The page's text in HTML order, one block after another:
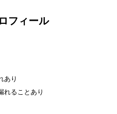
フィール
あり
れることあり